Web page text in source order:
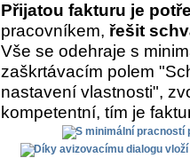
Přijatou fakturu je
pracovníkem, řešit
Vše se odehraje s
zaškrtávacím polem
nastavení vlastnosti",
kompetentní, tím je